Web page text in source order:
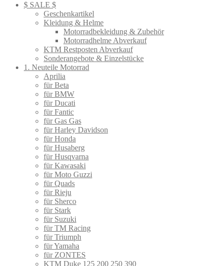
$ SALE $
Geschenkartikel
Kleidung & Helme
Motorradbekleidung & Zubehör
Motorradhelme Abverkauf
KTM Restposten Abverkauf
Sonderangebote & Einzelstücke
1. Neuteile Motorrad
Aprilia
für Beta
für BMW
für Ducati
für Fantic
für Gas Gas
für Harley Davidson
für Honda
für Husaberg
für Husqvarna
für Kawasaki
für Moto Guzzi
für Quads
für Rieju
für Sherco
für Stark
für Suzuki
für TM Racing
für Triumph
für Yamaha
für ZONTES
KTM Duke 125 200 250 390